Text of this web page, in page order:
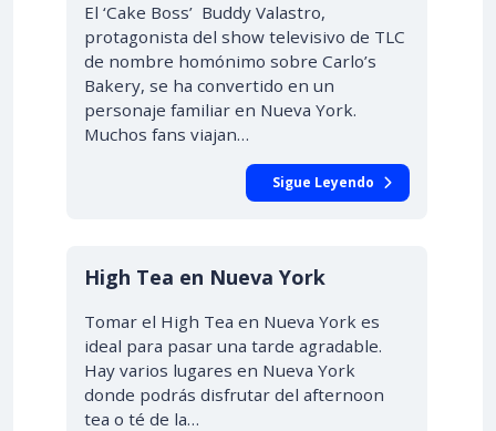
El ‘Cake Boss’ Buddy Valastro,
protagonista del show televisivo de TLC
de nombre homónimo sobre Carlo’s
Bakery, se ha convertido en un
personaje familiar en Nueva York.
Muchos fans viajan…
Sigue Leyendo
High Tea en Nueva York
Tomar el High Tea en Nueva York es
ideal para pasar una tarde agradable.
Hay varios lugares en Nueva York
donde podrás disfrutar del afternoon
tea o té de la…